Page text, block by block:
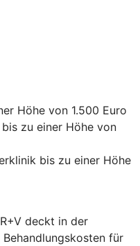
Höhe von 1.500 Euro
zu einer Höhe von
bis zu einer Höhe
deckt in der
Behandlungskosten für